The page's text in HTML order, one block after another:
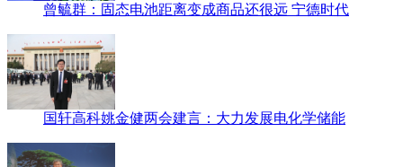
曾毓群：固态电池距离变成商品还很远 宁德时代
国轩高科姚金健两会建言：大力发展电化学储能